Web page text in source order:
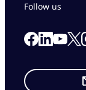
Follow us
Link to our
Link toLink to